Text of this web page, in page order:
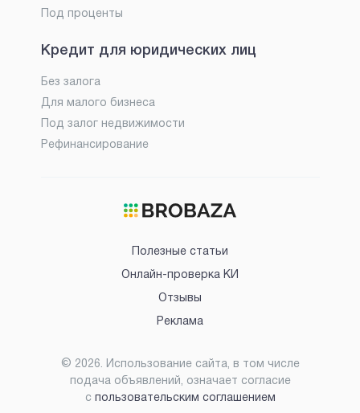
Под проценты
Кредит для юридических лиц
Без залога
Для малого бизнеса
Под залог недвижимости
Рефинансирование
Полезные статьи
Онлайн-проверка КИ
Отзывы
Реклама
© 2026. Использование сайта, в том числе
подача объявлений, означает согласие
с пользовательским соглашением